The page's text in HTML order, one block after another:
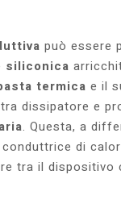
può essere
siliconica
termica e il
dissipatore e
. Questa, a
conduttrice di
tra il dispositivo